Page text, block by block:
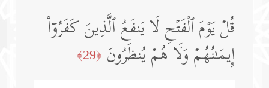
قُلۡ یَوۡمَ ٱلۡفَتۡحِ لَا یَنفَعُ ٱلَّذِینَ كَفَرُوۤا۟
إِیمَـٰنُهُمۡ وَلَا هُمۡ یُنظَرُونَ ﴿29﴾